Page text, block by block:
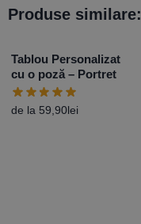
Produse similare:
Tablou Personalizat
cu o poză – Portret
de la 59,90lei